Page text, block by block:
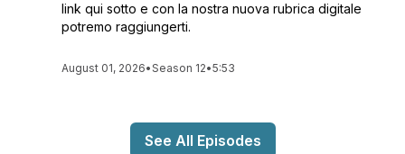
link qui sotto e con la nostra nuova rubrica digitale
potremo raggiungerti.
August 01, 2026•Season 12•5:53
See All Episodes